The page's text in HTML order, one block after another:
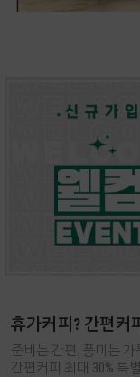
휴가커피? 간편커
준비는 간편. 풍미는 가
간편커피 최대 30% 특